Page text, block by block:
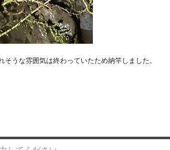
うな雰囲気は終わっていたため納竿しました。